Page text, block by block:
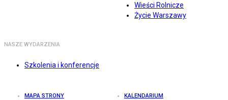
Wieści Rolnicze
Życie Warszawy
NASZE WYDARZENIA
Szkolenia i konferencje
MAPA STRONY KALENDARIUM